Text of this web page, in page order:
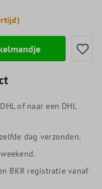
gewenste
of naar een DHL
dag verzonden.
BKR registratie vanaf